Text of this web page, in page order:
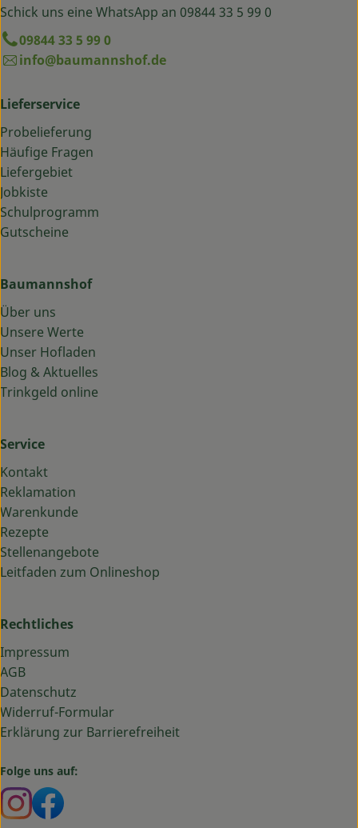
Schick uns eine WhatsApp an 09844 33 5 99 0
09844 33 5 99 0
info@baumannshof.de
Lieferservice
Probelieferung
Häufige Fragen
Liefergebiet
Jobkiste
Schulprogramm
Gutscheine
Baumannshof
Über uns
Unsere Werte
Unser Hofladen
Blog & Aktuelles
Trinkgeld online
Service
Kontakt
Reklamation
Warenkunde
Rezepte
Stellenangebote
Leitfaden zum Onlineshop
Rechtliches
Impressum
AGB
Datenschutz
Widerruf-Formular
Erklärung zur Barrierefreiheit
Folge uns auf:
Externer Link zu https://www.instagram.com/
Externer Link zu https://www.facebook.com/